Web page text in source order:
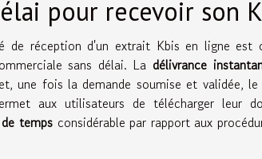
pour recevoir son
de réception d'un extrait Kbis en ligne est
sans délai. La délivrance
une fois la demande soumise et validée,
aux utilisateurs de télécharger leur
temps considérable par rapport aux